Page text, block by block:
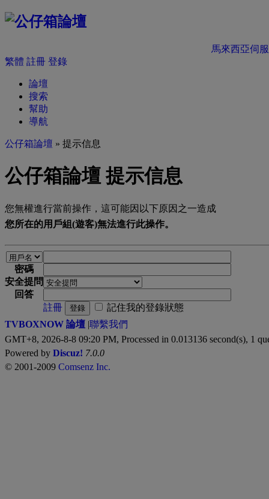
馬來西亞伺
繁體 註冊 登錄
論壇
搜索
幫助
導航
公仔箱論壇 » 提示信息
公仔箱論壇 提示信息
您無權進行當前操作，這可能因以下原因之一造成
您所在的用戶組(遊客)無法進行此操作。
密碼
安全提問
回答
註冊
登錄
記住我的登錄狀態
TVBOXNOW 論壇 |聯繫我們
GMT+8, 2026-8-8 09:20 PM, Processed in 0.013136 second(s), 1
Powered by Discuz! 7.0.0
© 2001-2009 Comsenz Inc.